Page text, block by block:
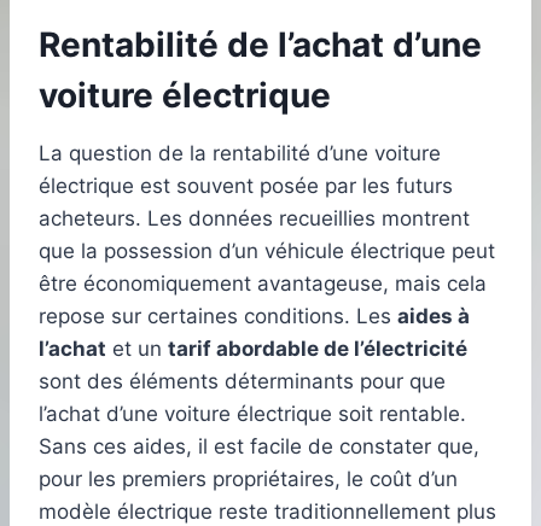
Rentabilité de l’achat d’une
voiture électrique
La question de la rentabilité d’une voiture
électrique est souvent posée par les futurs
acheteurs. Les données recueillies montrent
que la possession d’un véhicule électrique peut
être économiquement avantageuse, mais cela
repose sur certaines conditions. Les aides à
l’achat et un tarif abordable de l’électricité
sont des éléments déterminants pour que
l’achat d’une voiture électrique soit rentable.
Sans ces aides, il est facile de constater que,
pour les premiers propriétaires, le coût d’un
modèle électrique reste traditionnellement plus